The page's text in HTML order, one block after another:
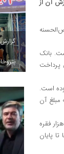
بالغ می‌شود که ارزش آن از
ریال پرداخت کرده است. بانک
ازدواج به ارزش ۱۵۱هزار میلیارد ریال پرداخت
۵۰۰ فقره به مبلغ ۸۶۵۰ میلیارد ریال بوده است.
به بیش از ۵۰هزار فقره ‌رسیده که مبلغ آن
این بانک در ذیل تبصره ۱۶ و به معرفی‌شدگان سامانه سامد و دانشجویان تحت حمایت کمیته امداد امام خمینی(ره) نیز نزدیک به ۲۰هزار فقره
طرح‌ها تا پایان